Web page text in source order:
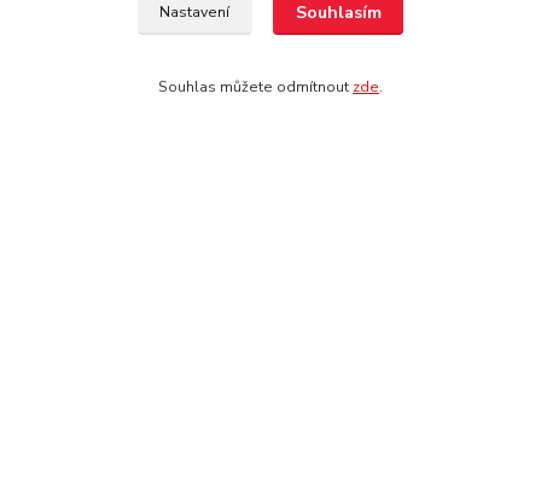
Nastavení Souhlasím
Souhlas můžete odmítnout zde.